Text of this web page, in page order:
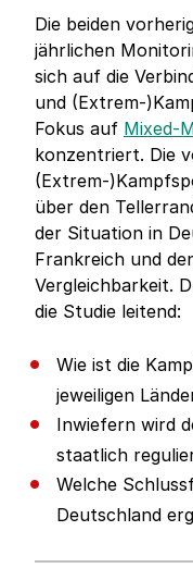
Die beiden
jährlichen
sich auf die
und (Extrem-
Fokus auf Mixed-
konzentriert. Die
(Extrem-
über den
der Situation in
Frankreich und
Vergleichbarkeit.
die Studie leitend:
Wie ist die
jeweiligen
Inwiefern wird
staatlich
Welche
Deutschland